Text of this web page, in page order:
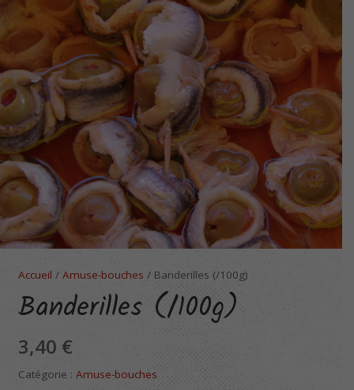
Accueil / Amuse-bouches / Banderilles (/100g)
Banderilles (/100g)
3,40 €
Catégorie : Amuse-bouches